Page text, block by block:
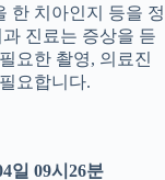
한 치아인지 등을 정
진료는 증상을 듣
요한 촬영, 의료진
요합니다.
일 09시26분